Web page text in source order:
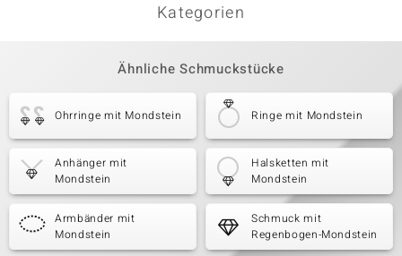
Kategorien
Ähnliche Schmuckstücke
Ohrringe mit Mondstein Ringe mit Mondstein
Anhänger mit
Mondstein
Halsketten mit
Mondstein
Armbänder mit
Mondstein
Schmuck mit
Regenbogen-Mondstein